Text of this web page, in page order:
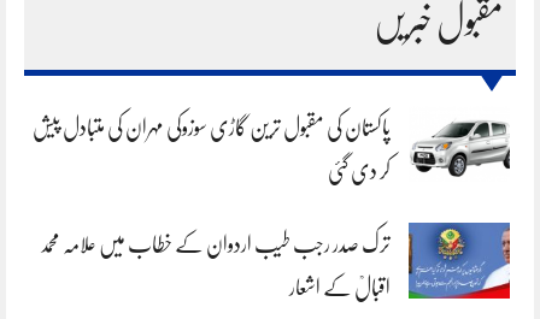
مقبول خبریں
پاکستان کی مقبول ترین گاڑی سوزوکی مہران کی متبادل پیش
کر دی گئی
ترک صدر رجب طیب اردوان کے خطاب میں علامہ محمد
اقبالؒ کے اشعار